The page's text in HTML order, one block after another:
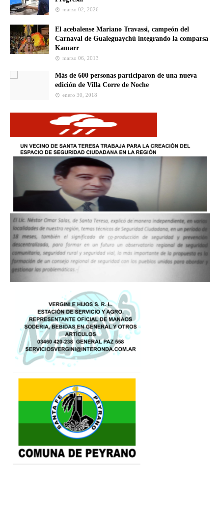
marzo 02, 2026
El acebalense Mariano Travassi, campeón del
Carnaval de Gualeguaychú integrando la comparsa
Kamarr
marzo 06, 2013
Más de 600 personas participaron de una nueva
edición de Villa Corre de Noche
enero 30, 2018